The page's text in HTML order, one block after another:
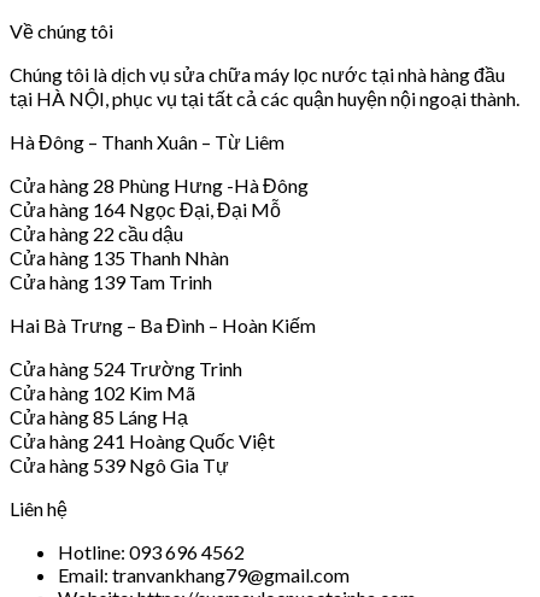
Về chúng tôi
Chúng tôi là dịch vụ sửa chữa máy lọc nước tại nhà hàng đầu
tại HÀ NỘI, phục vụ tại tất cả các quận huyện nội ngoại thành.
Hà Đông – Thanh Xuân – Từ Liêm
Cửa hàng 28 Phùng Hưng -Hà Đông
Cửa hàng 164 Ngọc Đại, Đại Mỗ
Cửa hàng 22 cầu dậu
Cửa hàng 135 Thanh Nhàn
Cửa hàng 139 Tam Trinh
Hai Bà Trưng – Ba Đình – Hoàn Kiếm
Cửa hàng 524 Trường Trinh
Cửa hàng 102 Kim Mã
Cửa hàng 85 Láng Hạ
Cửa hàng 241 Hoàng Quốc Việt
Cửa hàng 539 Ngô Gia Tự
Liên hệ
Hotline: 093 696 4562
Email: tranvankhang79@gmail.com